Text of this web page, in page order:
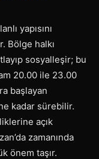
yapısını
Bölge halkı
sosyalleşir; bu
20.00 ile 23.00
başlayan
kadar sürebilir.
açık
zamanında
önem taşır.